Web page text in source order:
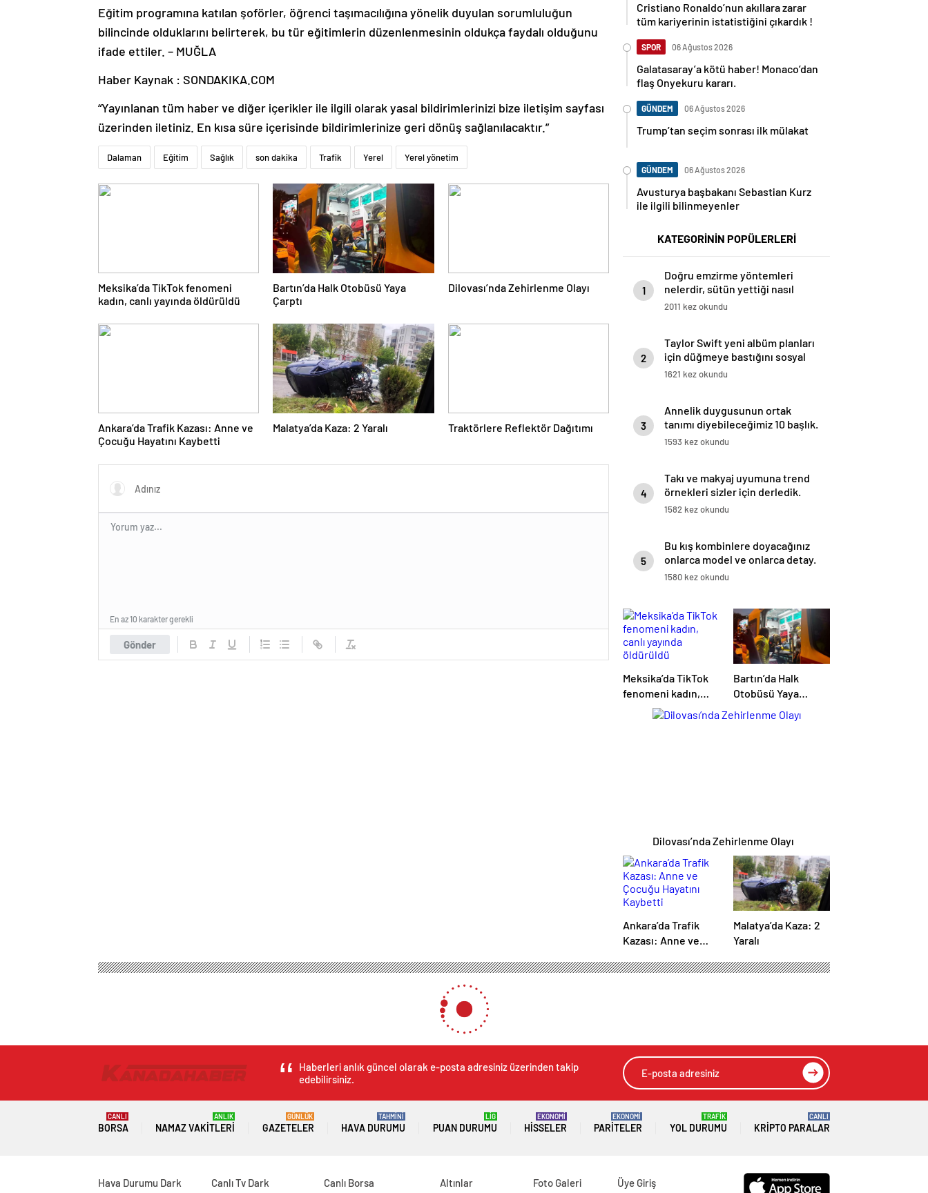
Eğitim programına katılan şoförler, öğrenci taşımacılığına yönelik duyulan sorumluluğun
bilincinde olduklarını belirterek, bu tür eğitimlerin düzenlenmesinin oldukça faydalı olduğunu
ifade ettiler. – MUĞLA
Haber Kaynak : SONDAKIKA.COM
“Yayınlanan tüm haber ve diğer içerikler ile ilgili olarak yasal bildirimlerinizi bize iletişim sayfası
üzerinden iletiniz. En kısa süre içerisinde bildirimlerinize geri dönüş sağlanılacaktır.”
Dalaman Eğitim Sağlık son dakika Trafik Yerel Yerel yönetim
Meksika’da TikTok fenomeni
kadın, canlı yayında öldürüldü
Bartın’da Halk Otobüsü Yaya
Çarptı
Dilovası’nda Zehirlenme Olayı
Ankara’da Trafik Kazası: Anne ve
Çocuğu Hayatını Kaybetti
Malatya’da Kaza: 2 Yaralı Traktörlere Reflektör Dağıtımı
Gönder
En az 10 karakter gerekli
Cristiano Ronaldo’nun akıllara zarar
tüm kariyerinin istatistiğini çıkardık !
SPOR 06 Ağustos 2026
Galatasaray’a kötü haber! Monaco’dan
flaş Onyekuru kararı.
GÜNDEM 06 Ağustos 2026
Trump’tan seçim sonrası ilk mülakat
GÜNDEM 06 Ağustos 2026
Avusturya başbakanı Sebastian Kurz
ile ilgili bilinmeyenler
KATEGORİNİN POPÜLERLERİ
1
Doğru emzirme yöntemleri
nelerdir, sütün yettiği nasıl
anlaşılır?
2011 kez okundu
2
Taylor Swift yeni albüm planları
için düğmeye bastığını sosyal
medyadan duyurdu!
1621 kez okundu
3
Annelik duygusunun ortak
tanımı diyebileceğimiz 10 başlık.
1593 kez okundu
4
Takı ve makyaj uyumuna trend
örnekleri sizler için derledik.
1582 kez okundu
5
Bu kış kombinlere doyacağınız
onlarca model ve onlarca detay.
1580 kez okundu
Meksika’da TikTok
fenomeni kadın,
canlı yayında
Bartın’da Halk
Otobüsü Yaya
Çarptı
Dilovası’nda Zehirlenme Olayı
Ankara’da Trafik
Kazası: Anne ve
Kaybetti
Malatya’da Kaza: 2
Yaralı
Haberleri anlık güncel olarak e-posta adresiniz üzerinden takip
edebilirsiniz.
BORSA
CANLI
NAMAZ VAKITLERI
ANLIK
GAZETELER
GÜNLÜK
HAVA DURUMU
TAHMİNİ
PUAN DURUMU
LİG
HISSELER
EKONOMİ
PARITELER
EKONOMİ
YOL DURUMU
TRAFİK
KRIPTO PARALAR
CANLI
Hava Durumu Dark Canlı Tv Dark Canlı Borsa Altınlar Foto Galeri Üye Giriş